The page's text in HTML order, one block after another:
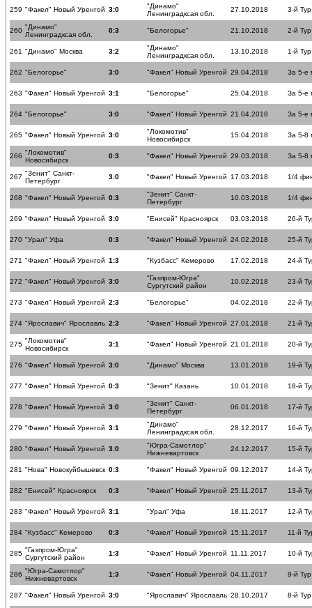
259 "Факел" Новый Уренгой 3:0
"Динамо"
Ленинградксая обл.
27.10.2018 3-й Тур
260 "Динамо"
Ленинградксая обл.
0:3 "Белогорье" 21.10.2018 2-й Тур
261 "Динамо" Москва 3:2
"Динамо"
Ленинградксая обл.
13.10.2018 1-й Тур
262 "Белогорье" 3:0 "Факел" Новый Уренгой 29.04.2018 За 5-е
263 "Факел" Новый Уренгой 3:1 "Белогорье" 25.04.2018 За 5-е
264 "Белогорье" 3:0 "Факел" Новый Уренгой 21.04.2018 За 5-е
265 "Факел" Новый Уренгой 3:0
"Локомотив"
Новосибирск
15.04.2018 За 5-8
266 "Локомотив"
Новосибирск
0:3 "Факел" Новый Уренгой 29.03.2018 За 5-8
267 "Зенит" Санкт-
Петербург
3:0 "Факел" Новый Уренгой 17.03.2018 1/4
268 "Факел" Новый Уренгой 0:3
"Зенит" Санкт-
Петербург
10.03.2018 1/4
269 "Факел" Новый Уренгой 3:0 "Енисей" Красноярск 03.03.2018 26-й
270 "Урал" Уфа 0:3 "Факел" Новый Уренгой 24.02.2018 25-й
271 "Факел" Новый Уренгой 1:3 "Кузбасс" Кемерово 17.02.2018 24-й
272 "Факел" Новый Уренгой 3:0
"Газпром-Югра"
Сургутский район
10.02.2018 23-й
273 "Факел" Новый Уренгой 2:3 "Белогорье" 04.02.2018 22-й
274 "Ярославич" Ярославль 2:3 "Факел" Новый Уренгой 27.01.2018 21-й
275 "Локомотив"
Новосибирск
3:1 "Факел" Новый Уренгой 21.01.2018 20-й
276 "Факел" Новый Уренгой 3:0 "Динамо" Москва 13.01.2018 19-й
277 "Факел" Новый Уренгой 0:3 "Зенит" Казань 10.01.2018 18-й
278 "Факел" Новый Уренгой 3:0
"Зенит" Санкт-
Петербург
06.01.2018 17-й
279 "Факел" Новый Уренгой 3:1
"Динамо"
Ленинградксая обл.
28.12.2017 16-й
280 "Факел" Новый Уренгой 3:0
"Югра-Самотлор"
Нижневартовск
24.12.2017 15-й
281 "Нова" Новокуйбышевск 0:3 "Факел" Новый Уренгой 09.12.2017 14-й
282 "Енисей" Красноярск 0:3 "Факел" Новый Уренгой 25.11.2017 13-й
283 "Факел" Новый Уренгой 3:1 "Урал" Уфа 18.11.2017 12-й
284 "Кузбасс" Кемерово 0:3 "Факел" Новый Уренгой 15.11.2017 11-й
285 "Газпром-Югра"
Сургутский район
1:3 "Факел" Новый Уренгой 11.11.2017 10-й
286 "Югра-Самотлор"
Нижневартовск
1:3 "Факел" Новый Уренгой 04.11.2017 9-й Тур
287 "Факел" Новый Уренгой 3:0 "Ярославич" Ярославль 28.10.2017 8-й Тур